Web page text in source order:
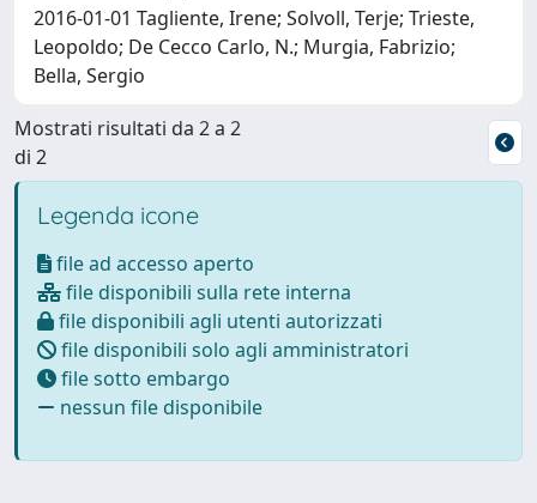
2016-01-01 Tagliente, Irene; Solvoll, Terje; Trieste,
Leopoldo; De Cecco Carlo, N.; Murgia, Fabrizio;
Bella, Sergio
Mostrati risultati da 2 a 2
di 2
Legenda icone
file ad accesso aperto
file disponibili sulla rete interna
file disponibili agli utenti autorizzati
file disponibili solo agli amministratori
file sotto embargo
nessun file disponibile